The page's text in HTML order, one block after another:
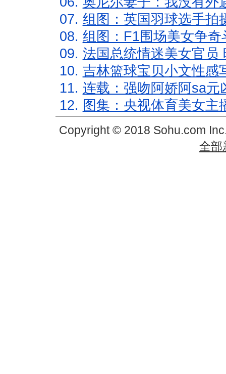
07. 组图：英国羽球选手拍
08. 组图：F1围场美女争
09. 法国总统情迷美女官员
10. 吉林篮球宝贝小文性感
11. 连载：强吻阿娇阿sa元
12. 图集：央视体育美女主
Copyright © 2018 Sohu.com
全部